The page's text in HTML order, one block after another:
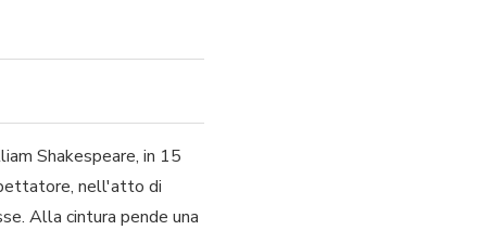
Shakespeare, in 15
nell'atto di
Alla cintura pende una